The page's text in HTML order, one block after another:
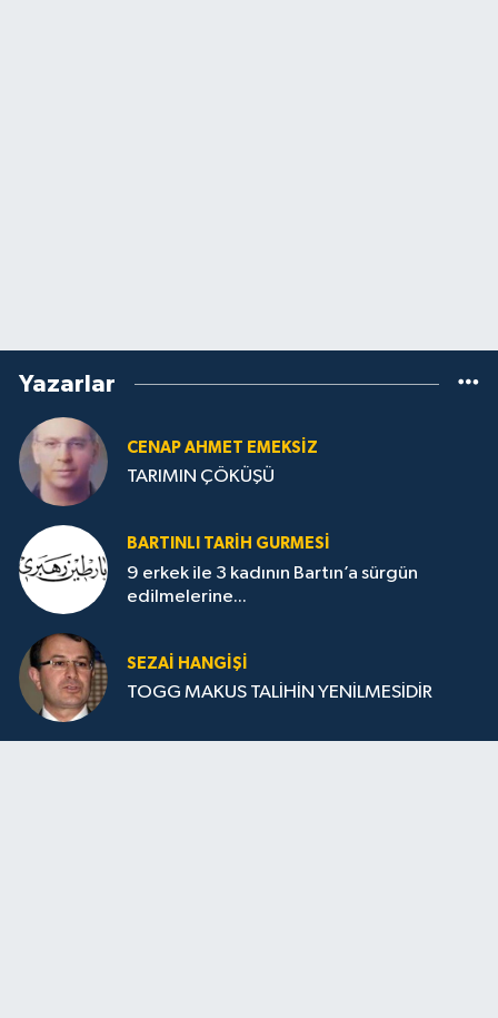
Yazarlar
CENAP AHMET EMEKSİZ
TARIMIN ÇÖKÜŞÜ
BARTINLI TARIH GURMESI
9 erkek ile 3 kadının Bartın’a sürgün
edilmelerine...
SEZAI HANGİŞİ
TOGG MAKUS TALİHİN YENİLMESİDİR